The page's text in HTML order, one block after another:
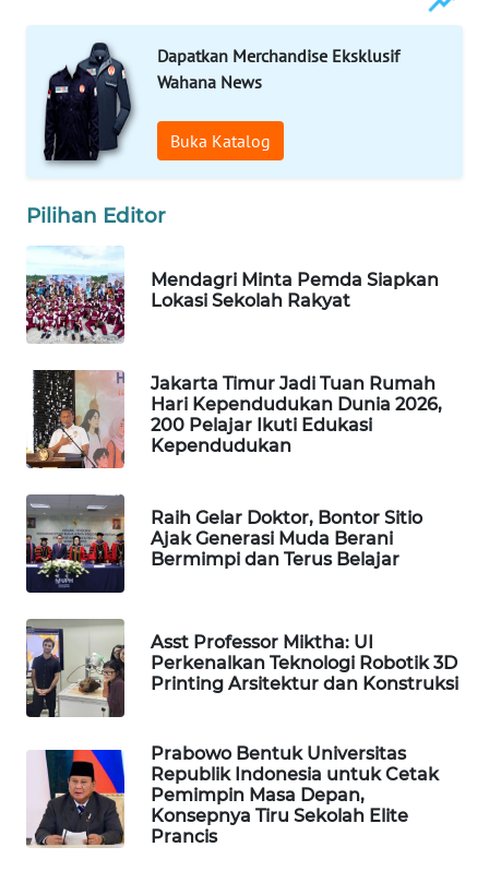
Dapatkan Merchandise Eksklusif
Wahana News
Buka Katalog
Pilihan Editor
Mendagri Minta Pemda Siapkan
Lokasi Sekolah Rakyat
Jakarta Timur Jadi Tuan Rumah
Hari Kependudukan Dunia 2026,
200 Pelajar Ikuti Edukasi
Kependudukan
Raih Gelar Doktor, Bontor Sitio
Ajak Generasi Muda Berani
Bermimpi dan Terus Belajar
Asst Professor Miktha: UI
Perkenalkan Teknologi Robotik 3D
Printing Arsitektur dan Konstruksi
Prabowo Bentuk Universitas
Republik Indonesia untuk Cetak
Pemimpin Masa Depan,
Konsepnya Tiru Sekolah Elite
Prancis
Wahana
WAHANA
NEWS
TANI
WAHANA
ADVOKAT
INFRASTRUKTUR
WAHANA
KONSUMEN
WAHANA
LISTRIK
TRAVEL
WAHANA
TV
WAHANANEWS
ID
WAHANANEWS